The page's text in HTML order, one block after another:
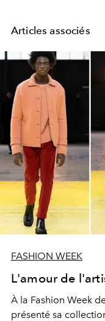
Articles associés
FASHION WEEK
L'amour de
À la Fashion Week
présenté sa